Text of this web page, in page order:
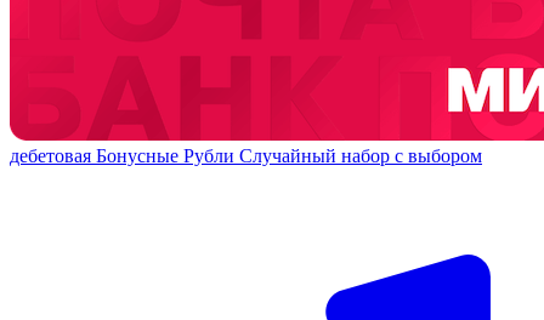
дебетовая Бонусные Рубли Случайный набор с выбором